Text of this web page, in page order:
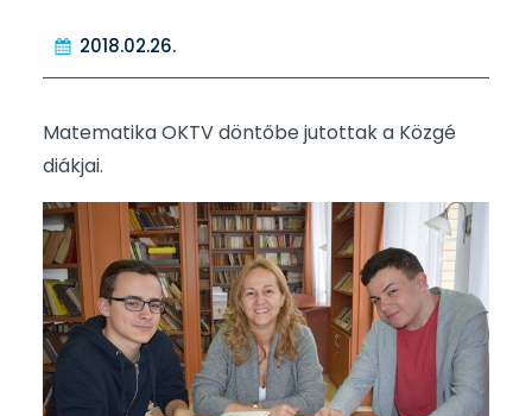
2018.02.26.
Matematika OKTV döntőbe jutottak a Közgé
diákjai.